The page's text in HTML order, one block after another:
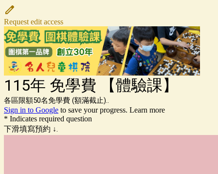
Request edit access
115年 免學費 【體驗課】
各區限額50名免學費 (額滿截止)..
Sign in to Google to save your progress. Learn more
* Indicates required question
下滑填寫預約 ↓.